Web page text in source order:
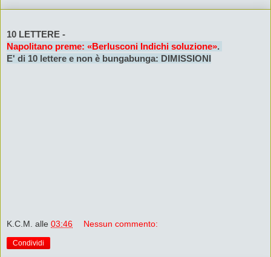
10 LETTERE -
Napolitano preme: «Berlusconi Indichi soluzione».
E' di 10 lettere e non è bungabunga: DIMISSIONI
K.C.M. alle 03:46 Nessun commento:
Condividi